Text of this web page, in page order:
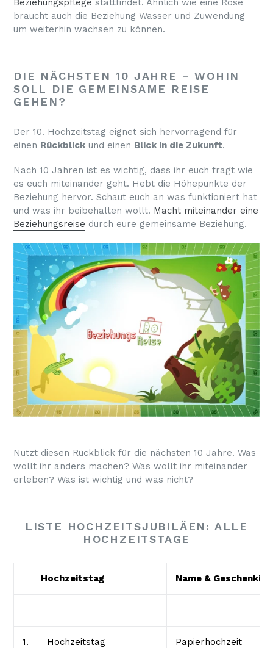
Beziehungspflege stattfindet. Ähnlich wie eine Rose
braucht auch die Beziehung Wasser und Zuwendung
um weiterhin wachsen zu können.
DIE NÄCHSTEN 10 JAHRE – WOHIN
SOLL DIE GEMEINSAME REISE
GEHEN?
Der 10. Hochzeitstag eignet sich hervorragend für
einen Rückblick und einen Blick in die Zukunft.
Nach 10 Jahren ist es wichtig, dass ihr euch fragt wie
es euch miteinander geht. Hebt die Höhepunkte der
Beziehung hervor. Schaut euch an was funktioniert hat
und was ihr beibehalten wollt. Macht miteinander eine
Beziehungsreise durch eure gemeinsame Beziehung.
Nutzt diesen Rückblick für die nächsten 10 Jahre. Was
wollt ihr anders machen? Was wollt ihr miteinander
erleben? Was ist wichtig und was nicht?
LISTE HOCHZEITSJUBILÄEN: ALLE
HOCHZEITSTAGE
Hochzeitstag Name &
1. Hochzeitstag Papierhochzeit